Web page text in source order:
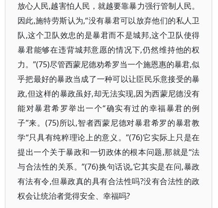
放心人民,越害怕人民，就越要靠暴力强行管制人民。
因此,施特劳斯认为,“没有暴君可以放弃他们的私人卫
队,这个卫队效忠的是暴君而不是城邦,这个卫队使得
暴君能够在违背城邦意愿的情况下,仍然维持他的权
力。”(75)尽管西蒙尼德劝希罗当一个施恩惠的暴君,似
乎把最好的暴政当成了一种可以让臣民乐意接受的暴
政,但这样的暴政虽好,却无法实现,因为西蒙尼德没有
能对暴君希罗举出一个“确实有过的幸福暴君的例
子”来。(75)所以,智者西蒙尼德对暴君希罗的暴君教
学“只具有纯粹理论上的意义。”(76)它实际上只是在
提出一个关于暴政和一切政体的根本问题,那就是“法
与合法性的关系。”(76)换句话说,它其实是在问,暴政
有法有令,但暴政真的具有合法性吗?没有合法性的政
权会让统治者觉得安全、幸福吗?